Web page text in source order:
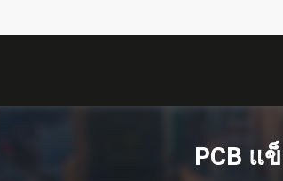
PCB แ